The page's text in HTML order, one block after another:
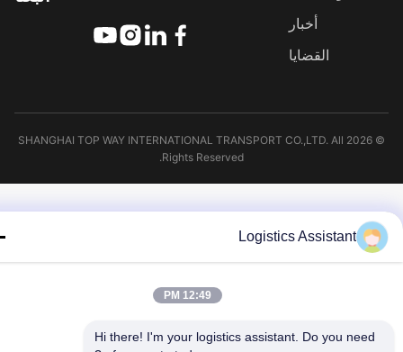
القضايا
© 2026 SHANGHAI TOP WAY INTERNATIONAL TRANSPORT CO.,LTD. All
Rights Reserved.
Logistics Assistant
12:49 PM
Hi there! I'm your logistics assistant. Do you need